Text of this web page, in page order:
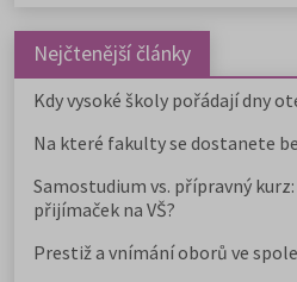
Nejčtenější články
Kdy vysoké školy pořádají dny
Na které fakulty se dostanete
Samostudium vs. přípravný
přijímaček na VŠ?
Prestiž a vnímání oborů ve